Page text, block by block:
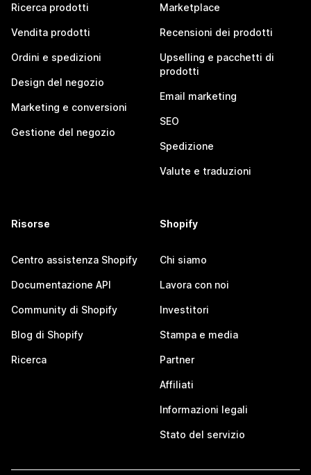
Ricerca prodotti
Vendita prodotti
Ordini e spedizioni
Design del negozio
Marketing e conversioni
Gestione del negozio
Marketplace
Recensioni dei prodotti
Upselling e pacchetti di
prodotti
Email marketing
SEO
Spedizione
Valute e traduzioni
Risorse
Centro assistenza Shopify
Documentazione API
Community di Shopify
Blog di Shopify
Ricerca
Shopify
Chi siamo
Lavora con noi
Investitori
Stampa e media
Partner
Affiliati
Informazioni legali
Stato del servizio